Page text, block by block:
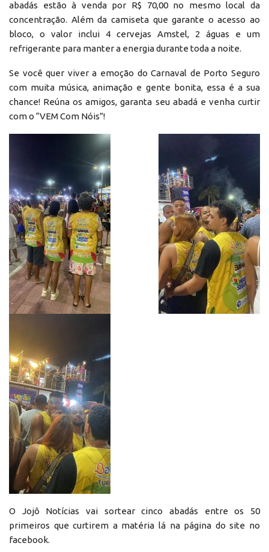
abadás estão à venda por R$ 70,00 no mesmo local da
concentração. Além da camiseta que garante o acesso ao
bloco, o valor inclui 4 cervejas Amstel, 2 águas e um
refrigerante para manter a energia durante toda a noite.
Se você quer viver a emoção do Carnaval de Porto Seguro
com muita música, animação e gente bonita, essa é a sua
chance! Reúna os amigos, garanta seu abadá e venha curtir
com o “VEM Com Nóis”!
O Jojô Notícias vai sortear cinco abadás entre os 50
primeiros que curtirem a matéria lá na página do site no
facebook.